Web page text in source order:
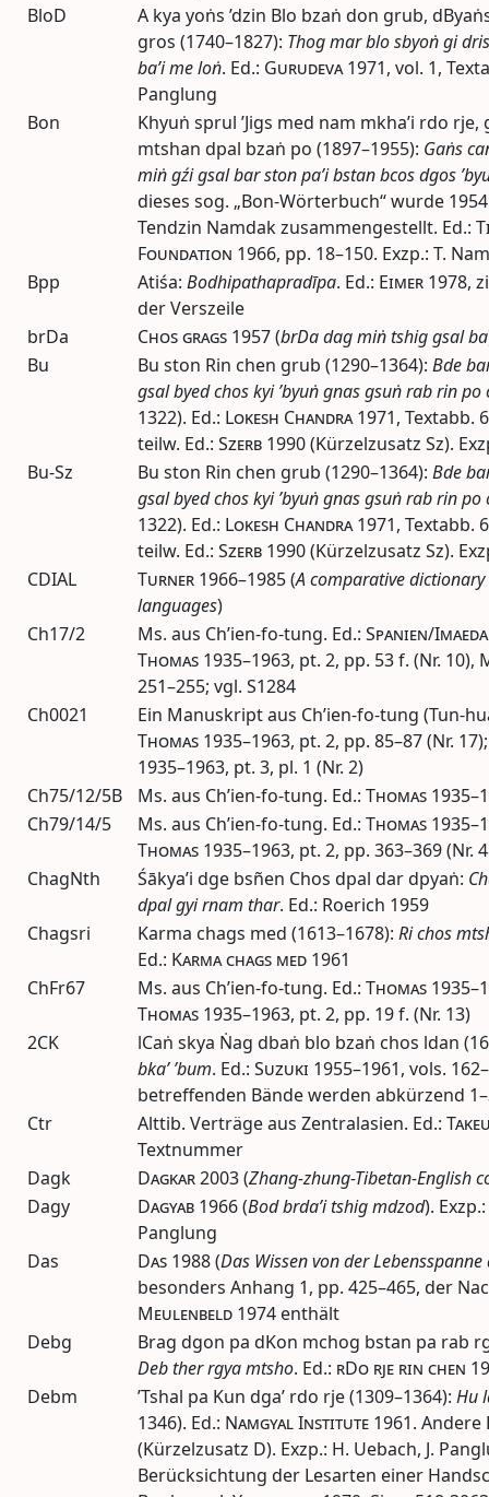
BloD
A kya yoṅs ’dzin Blo bzaṅ don grub,
gros (1740–1827): Thog mar blo sbyoṅ gi
ba’i me loṅ. Ed.: Gurudeva 1971, vol. 1,
Panglung
Bon
Khyuṅ sprul ’Jigs med nam mkha’i rdo
mtshan dpal bzaṅ po (1897–1955): Gaṅs
miṅ gźi gsal bar ston pa’i bstan bcos dgos
dieses sog. „Bon-Wörterbuch“ wurde
Tendzin Namdak zusammengestellt. Ed.:
Foundation 1966, pp. 18–150. Exzp.: T.
Bpp
Atiśa: Bodhipathapradīpa. Ed.: Eimer 1978,
der Verszeile
brDa
Chos grags 1957(brDa dag miṅ tshig gsal ba
Bu
Bu ston Rin chen grub (1290–1364): Bde
gsal byed chos kyi ’byuṅ gnas gsuṅ rab rin po
1322). Ed.: Lokesh Chandra 1971, Textabb.
teilw. Ed.: Szerb 1990(Kürzelzusatz Sz).
Bu-Sz
Bu ston Rin chen grub (1290–1364): Bde
gsal byed chos kyi ’byuṅ gnas gsuṅ rab rin po
1322). Ed.: Lokesh Chandra 1971, Textabb.
teilw. Ed.: Szerb 1990(Kürzelzusatz Sz).
CDIAL
Turner 1966–1985(A comparative
languages)
Ch17/2
Ms. aus Ch’ien-fo-tung. Ed.: Spanien/Imaeda
Thomas 1935–1963, pt. 2, pp. 53f. (Nr. 10),
251–255; vgl. S1284
Ch0021
Ein Manuskript aus Ch’ien-fo-tung (Tun-
Thomas 1935–1963, pt. 2, pp. 85–87 (Nr.
1935–1963, pt. 3, pl. 1 (Nr. 2)
Ch75/12/5B
Ms. aus Ch’ien-fo-tung. Ed.: Thomas
Ch79/14/5
Ms. aus Ch’ien-fo-tung. Ed.: Thomas
Thomas 1935–1963, pt. 2, pp. 363–369 (Nr.
ChagNth
Śākya’i dge bsñen Chos dpal dar dpyaṅ:
dpal gyi rnam thar. Ed.: Roerich 1959
Chagsri
Karma chags med (1613–1678): Ri chos
Ed.: Karma chags med 1961
ChFr67
Ms. aus Ch’ien-fo-tung. Ed.: Thomas
Thomas 1935–1963, pt. 2, pp. 19f. (Nr. 13)
2CK
lCaṅ skya Ṅag dbaṅ blo bzaṅ chos ldan
bka’ ’bum. Ed.: Suzuki 1955–1961, vols.
betreffenden Bände werden abkürzend
Ctr
Alttib. Verträge aus Zentralasien. Ed.:
Textnummer
Dagk
Dagkar2003(Zhang-zhung-Tibetan-English
Dagy
Dagyab 1966(Bod brda’i tshig mdzod).
Panglung
Das
Das 1988(Das Wissen von der
besonders Anhang 1, pp. 425–465, der
Meulenbeld 1974 enthält
Debg
Brag dgon pa dKon mchog bstan pa rab
Deb ther rgya mtsho. Ed.: rDo rje rin chen
Debm
’Tshal pa Kun dga’ rdo rje (1309–1364): Hu
1346). Ed.: Namgyal Institute 1961. Andere
(Kürzelzusatz D). Exzp.: H. Uebach, J.
Berücksichtung der Lesarten einer